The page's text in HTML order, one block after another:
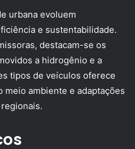
urbana evoluem
e sustentabilidade.
destacam-se os
a hidrogênio e a
tipos de veículos oferece
ambiente e adaptações